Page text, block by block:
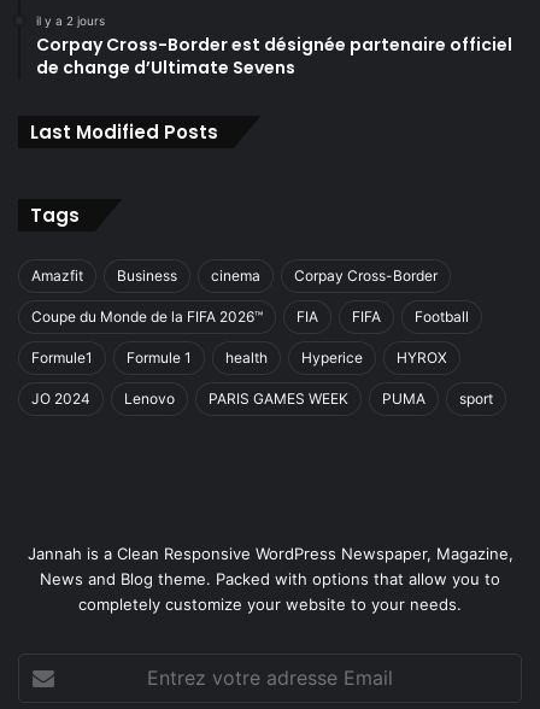
il y a 2 jours
Corpay Cross-Border est désignée partenaire officiel
de change d’Ultimate Sevens
Last Modified Posts
Tags
Amazfit Business cinema Corpay Cross-Border
Coupe du Monde de la FIFA 2026™ FIA FIFA Football
Formule1 Formule 1 health Hyperice HYROX
JO 2024 Lenovo PARIS GAMES WEEK PUMA sport
Jannah is a Clean Responsive WordPress Newspaper, Magazine,
News and Blog theme. Packed with options that allow you to
completely customize your website to your needs.
votre